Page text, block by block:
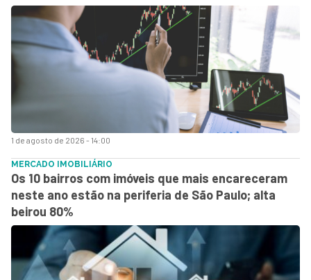
1 de agosto de 2026 - 14:00
MERCADO IMOBILIÁRIO
Os 10 bairros com imóveis que mais encareceram
neste ano estão na periferia de São Paulo; alta
beirou 80%